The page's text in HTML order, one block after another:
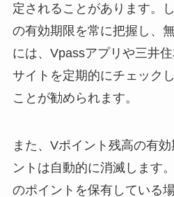
定されることがあります。
の有効期限を常に把握し、
には、Vpassアプリや三井
サイトを定期的にチェック
ことが勧められます。
また、Vポイント残高の有
ントは自動的に消滅します
のポイントを保有している